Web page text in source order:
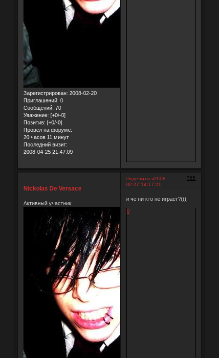
Зарегистрирован: 2008-02-20
Приглашений: 0
Сообщений: 70
Уважение: [+0/-0]
Позитив: [+0/-0]
Провел на форуме:
20 часов 11 минут
Последний визит:
2008-04-25 21:47:09
Поделиться 765
2008-
02-27 14:17:21
Nickolas De Versace
Активный участник
и че ни кто не играет?(((
0